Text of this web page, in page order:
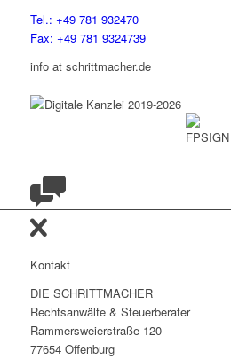
Tel.: +49 781 932470
Fax: +49 781 9324739
info at schrittmacher.de
Kontakt
DIE SCHRITTMACHER
Rechtsanwälte & Steuerberater
Rammersweierstraße 120
77654 Offenburg